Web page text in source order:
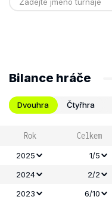
Bilance hráče
Dvouhra Čtyřhra
Rok Celkem
2025 1/5
2024 2/2
2023
6/10